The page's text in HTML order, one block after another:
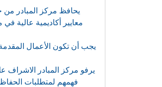
يحافظ مركز المبادر من
معايير أكاديمية عالية
يجب أن تكون الأعمال
يرفو مركز المبادر الاشراف
فهمهم لمتطلبات